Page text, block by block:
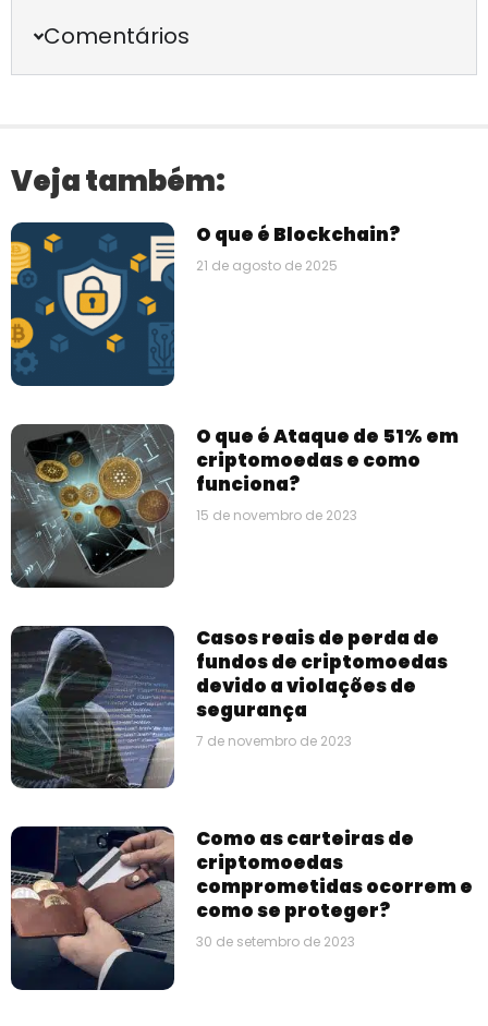
Comentários
Veja também:
O que é Blockchain?
21 de agosto de 2025
O que é Ataque de 51% em
criptomoedas e como
funciona?
15 de novembro de 2023
Casos reais de perda de
fundos de criptomoedas
devido a violações de
segurança
7 de novembro de 2023
Como as carteiras de
criptomoedas
comprometidas ocorrem e
como se proteger?
30 de setembro de 2023